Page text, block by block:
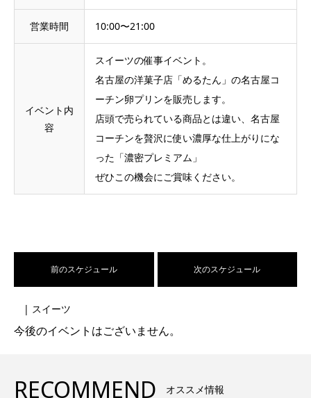
営業時間 10:00〜21:00
イベント内
容
スイーツの催事イベント。
名古屋の洋菓子店「めるたん」の名古屋コ
ーチン卵プリンを販売します。
店頭で売られている商品とは違い、名古屋
コーチンを贅沢に使い濃厚な仕上がりにな
った「濃密プレミアム」
ぜひこの機会にご賞味ください。
前のスケジュール 次のスケジュール
| スイーツ
今後のイベントはございません。
RECOMMEND オススメ情報